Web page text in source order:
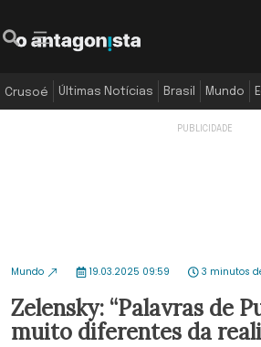
Crusoé Últimas Notícias Brasil Mundo
Mundo 19.03.2025 09:59 3 minutos
Zelensky: “Palavras de
muito diferentes da